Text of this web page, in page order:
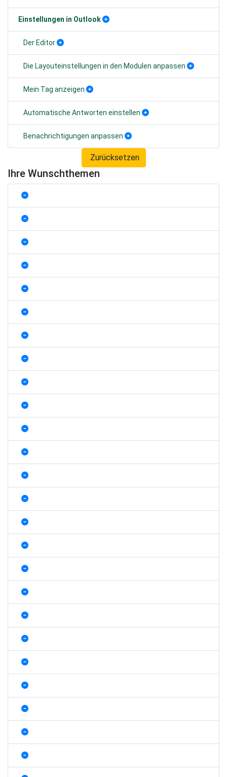
Einstellungen in Outlook
Der Editor
Die Layouteinstellungen in den Modulen anpassen
Mein Tag anzeigen
Automatische Antworten einstellen
Benachrichtigungen anpassen
Zurücksetzen
Ihre Wunschthemen